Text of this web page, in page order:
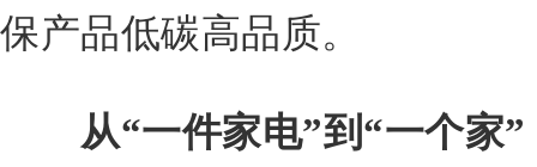
保产品低碳高品质。
从“一件家电”到“一个家